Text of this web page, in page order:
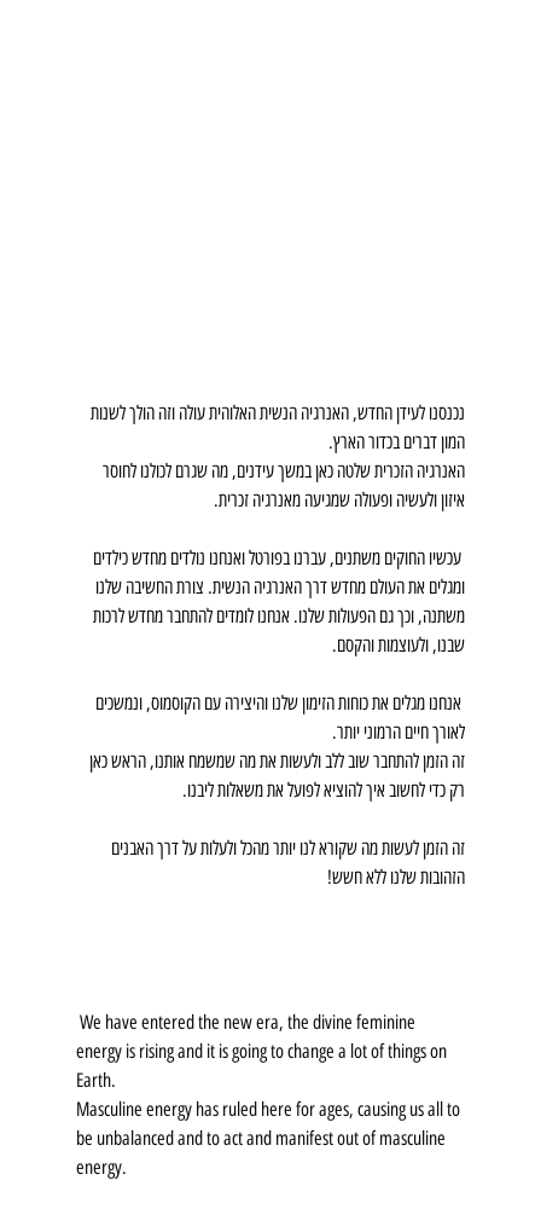
נכנסנו לעידן החדש, האנרגיה הנשית האלוהית עולה וזה הולך לשנות
המון דברים בכדור הארץ.
האנרגיה הזכרית שלטה כאן במשך עידנים, מה שגרם לכולנו לחוסר
איזון ולעשיה ופעולה שמגיעה מאנרגיה זכרית.
עכשיו החוקים משתנים, עברנו בפורטל ואנחנו נולדים מחדש כילדים
ומגלים את העולם מחדש דרך האנרגיה הנשית. צורת החשיבה שלנו
משתנה, וכך גם הפעולות שלנו. אנחנו לומדים להתחבר מחדש לרכות
שבנו, ולעוצמות והקסם.
אנחנו מגלים את כוחות הזימון שלנו והיצירה עם הקוסמוס, ונמשכים
לאורך חיים הרמוני יותר.
זה הזמן להתחבר שוב ללב ולעשות את מה שמשמח אותנו, הראש כאן
רק כדי לחשוב איך להוציא לפועל את משאלות ליבנו.
זה הזמן לעשות מה שקורא לנו יותר מהכל ולעלות על דרך האבנים
הזהובות שלנו ללא חשש!
energy is rising and it is going to change a lot of things on
Earth.
Masculine energy has ruled here for ages, causing us all to
be unbalanced and to act and manifest out of masculine
energy.